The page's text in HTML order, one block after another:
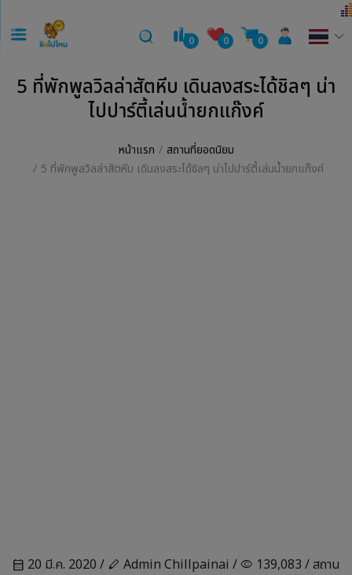
0 0 0
5 ที่พักพูลวิลล่าสัตหีบ เดินลงสระได้ชิลๆ น่า
ไปปาร์ตี้เล่นน้ำยกแก๊งค์
หน้าแรก
สถานที่ยอดนิยม
5 ที่พักพูลวิลล่าสัตหีบ เดินลงสระได้ชิลๆ น่าไปปาร์ตี้เล่นน้ำยกแก๊งค์
calendar_month 20 มี.ค. 2020 / stylus Admin Chillpainai / visibility 139,083 /สถาน